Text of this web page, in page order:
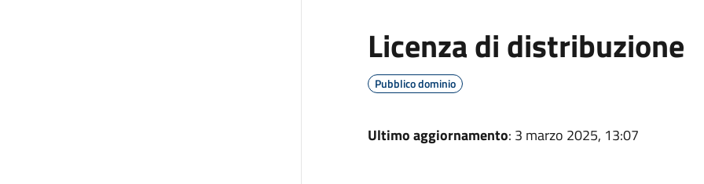
Licenza di distribuzione
Pubblico dominio
Ultimo aggiornamento: 3 marzo 2025, 13:07